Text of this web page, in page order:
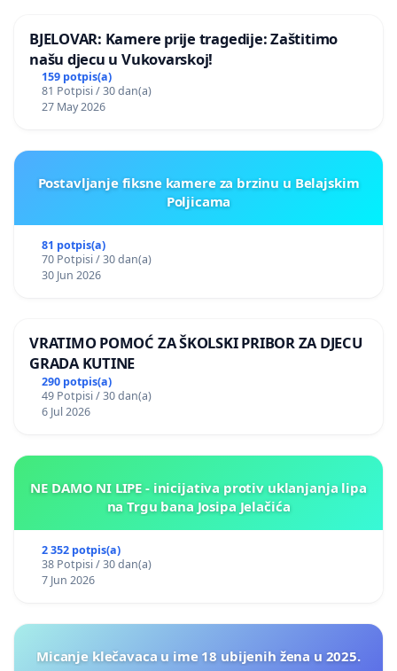
BJELOVAR: Kamere prije tragedije: Zaštitimo
našu djecu u Vukovarskoj!
159 potpis(a)
81 Potpisi / 30 dan(a)
27 May 2026
Postavljanje fiksne kamere za brzinu u Belajskim
Poljicama
81 potpis(a)
70 Potpisi / 30 dan(a)
30 Jun 2026
VRATIMO POMOĆ ZA ŠKOLSKI PRIBOR ZA DJECU
GRADA KUTINE
290 potpis(a)
49 Potpisi / 30 dan(a)
6 Jul 2026
NE DAMO NI LIPE - inicijativa protiv uklanjanja lipa
na Trgu bana Josipa Jelačića
2 352 potpis(a)
38 Potpisi / 30 dan(a)
7 Jun 2026
Micanje klečavaca u ime 18 ubijenih žena u 2025.